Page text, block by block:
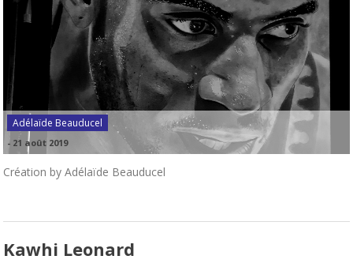
Adélaïde Beauducel
- 21 août 2019
Création by Adélaïde Beauducel
Kawhi Leonard